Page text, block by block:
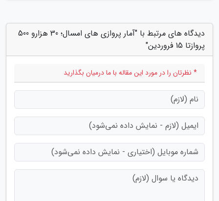
دیدگاه های مرتبط با "آمار پروازی های امسال؛ 30 هزارو 500
پروازتا 15 فروردین"
* نظرتان را در مورد این مقاله با ما درمیان بگذارید